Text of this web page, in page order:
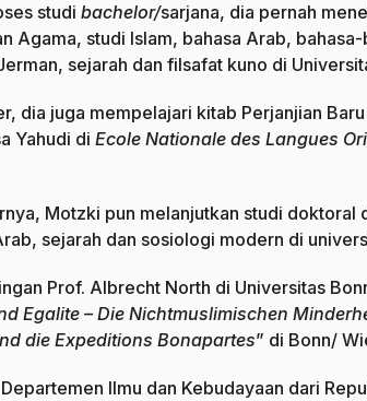
studi bachelor/sarjana, dia pernah
Agama, studi Islam, bahasa Arab, bahasa-
sejarah dan filsafat kuno di
dia juga mempelajari kitab Perjanjian
Yahudi di Ecole Nationale des Langues
Motzki pun melanjutkan studi doktoral
sejarah dan sosiologi modern di
Prof. Albrecht North di Universitas
Egalite – Die Nichtmuslimischen
die Expeditions Bonapartes” di Bonn/
Ilmu dan Kebudayaan dari